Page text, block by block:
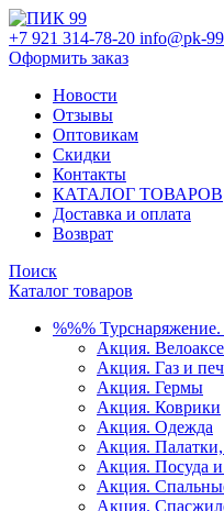
+7 921 314-78-20 info@pk-
Оформить заказ
Новости
Отзывы
Оптовикам
Скидки
Контакты
КАТАЛОГ ТОВАРОВ
Доставка и оплата
Возврат
Поиск
Каталог товаров
%%%
Акция.
Акция. Газ и
Акция. Гермы
Акция. Коврики
Акция. Одежда
Акция. Палатки,
Акция. Посуда
Акция.
Акция.